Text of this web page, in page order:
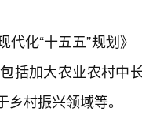
代化“十五五”规划
括加大农业农村中
村振兴领域等。